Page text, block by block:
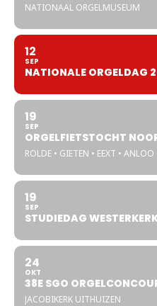
NATIONAAL ORGELMUSEUM
12
SEP
NATIONALE ORGELDAG
19
SEP
ORGELFIETSTOCHT
ROLDE • GIETEN • EEXT • ANLOO
19
SEP
STUDIEDAG
24
OKT
38E SGO
JACOBIKERK UITHUIZEN